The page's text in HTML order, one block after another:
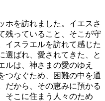
ホを訪れました。イエスさ
残っていること、そこが守
イスラエルを訪れて感じた
選ばれ、愛されてきた、と
ルは、神さまの愛のゆえ
つなぐため、困難の中を通
だから、その恵みに預かる
そこに住まう人々のため